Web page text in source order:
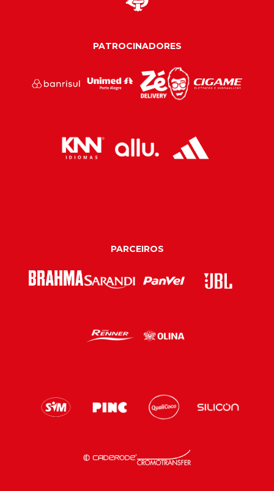
PATROCINADORES
PARCEIROS